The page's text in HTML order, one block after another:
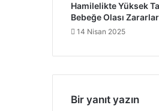
Hamilelikte Yüksek
Bebeğe Olası
14 Nisan 2025
Bir yanıt yazın